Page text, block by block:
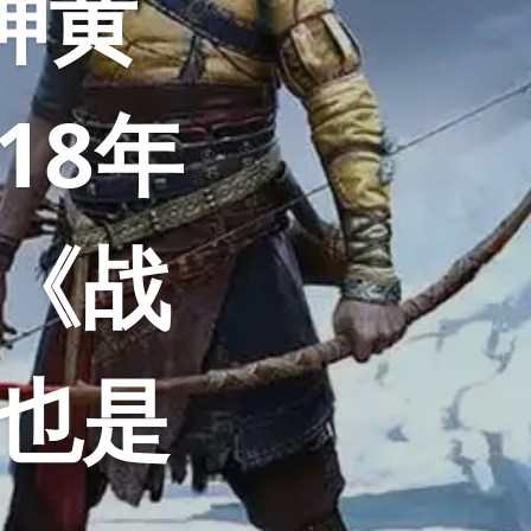
年
战
是